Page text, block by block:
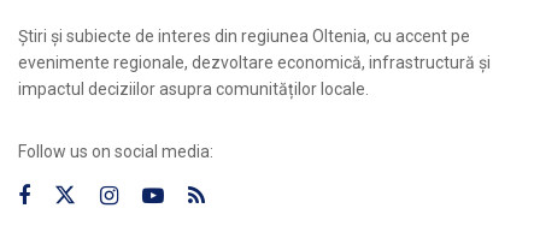
Știri și subiecte de interes din regiunea Oltenia, cu accent pe
evenimente regionale, dezvoltare economică, infrastructură și
impactul deciziilor asupra comunităților locale.
Follow us on social media: